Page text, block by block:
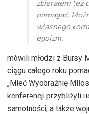
zbierałem też
pomagać.
własnego
egoizm.
mówili młodzi z Bursy
ciągu całego roku
„Mieć Wyobraźnię
konferencji przybliżyli
samotności, a także